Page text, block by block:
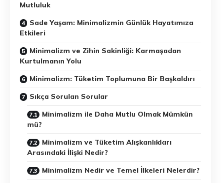
Mutluluk
Sade Yaşam: Minimalizmin Günlük Hayatımıza
Etkileri
Minimalizm ve Zihin Sakinliği: Karmaşadan
Kurtulmanın Yolu
Minimalizm: Tüketim Toplumuna Bir Başkaldırı
Sıkça Sorulan Sorular
Minimalizm ile Daha Mutlu Olmak Mümkün
mü?
Minimalizm ve Tüketim Alışkanlıkları
Arasındaki İlişki Nedir?
Minimalizm Nedir ve Temel İlkeleri Nelerdir?